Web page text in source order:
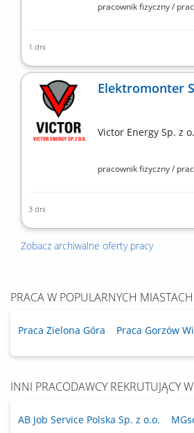
pracownik fizyczny /
1 dni
praca mobilna na
Elektromonter
Victor Energy Sp. z
pracownik fizyczny /
3 dni
praca mobilna na
Zobacz archiwalne oferty pracy
PRACA W POPULARNYCH MIASTACH
Praca Zielona Góra Praca Gorzów
INNI PRACODAWCY REKRUTUJĄCY
AB Job Service Polska Sp. z o.o.